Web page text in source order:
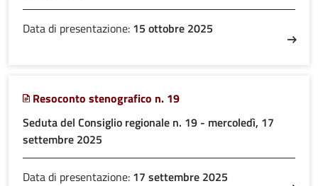
Data di presentazione: 15 ottobre 2025
Resoconto stenografico n. 19
Seduta del Consiglio regionale n. 19 - mercoledì, 17
settembre 2025
Data di presentazione: 17 settembre 2025